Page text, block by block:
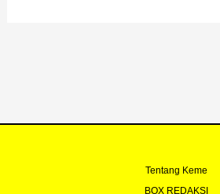
Tentang Keme
BOX REDAKSI